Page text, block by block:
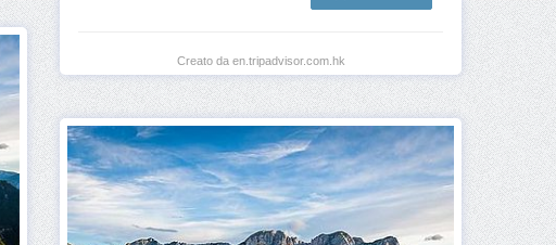
Creato da en.tripadvisor.com.hk